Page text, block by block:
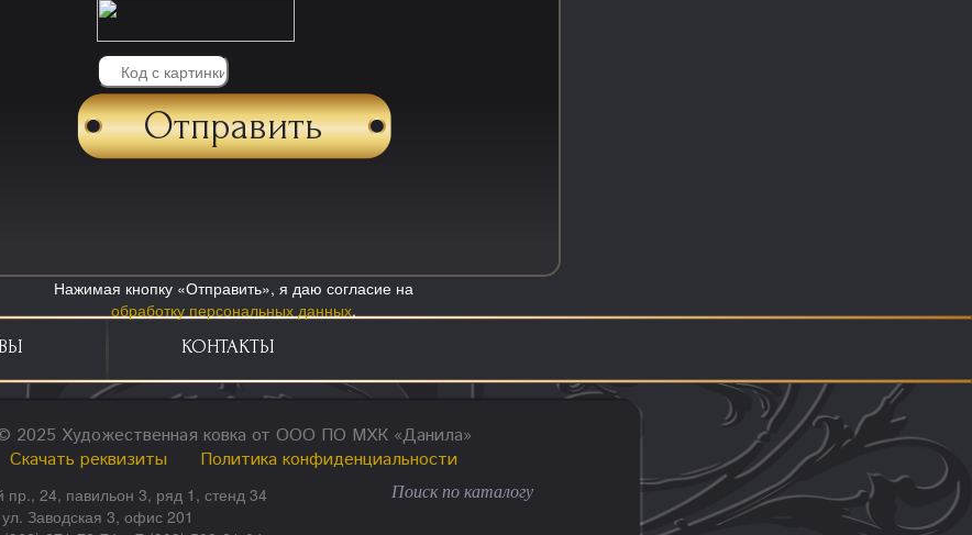
Нажимая кнопку «Отправить», я даю согласие на
обработку персональных данных.
КОНТАКТЫ
2025 Художественная ковка от ООО ПО МХК «Данила»
Скачать реквизиты
Политика конфиденциальности
пр., 24, павильон 3, ряд 1, стенд 34
ул. Заводская 3, офис 201